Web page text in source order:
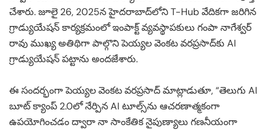
చేశారు. జూలై 26, 2025న హైదరాబాద్‌లోని T-Hub వేదికగా జరిగిన
గ్రాడ్యుయేషన్ కార్యక్రమంలో ఇంపాక్ట్ వ్యవస్థాపకులు గంపా నాగేశ్వర్
రావు ముఖ్య అతిథిగా పాల్గొని పెయ్యల వెంకట వరప్రసాద్‌కు AI
గ్రాడ్యుయేషన్ పట్టాను అందజేశారు.
ఈ సందర్భంగా పెయ్యల వెంకట వరప్రసాద్ మాట్లాడుతూ, “తెలుగు AI
బూట్ క్యాంప్ 2.0లో నేర్పిన AI టూల్స్‌ను ఆచరణాత్మకంగా
ఉపయోగించడం ద్వారా నా సాంకేతిక నైపుణ్యాలు గణనీయంగా